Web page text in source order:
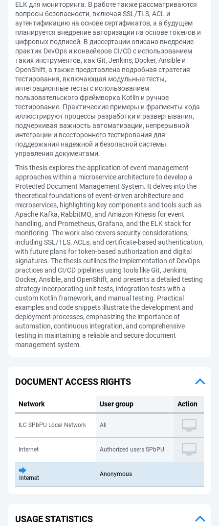
ELK для мониторинга. В работе также рассматриваются
вопросы безопасности, включая SSL/TLS, ACL и
аутентификацию на основе сертификатов, а в будущем
планируется внедрение авторизации на основе токенов и
цифровых подписей. В диссертации описано внедрение
практик DevOps и конвейеров CI/CD с использованием
таких инструментов, как Git, Jenkins, Docker, Ansible и
OpenShift, а также представлена подробная стратегия
тестирования, включающая модульные тесты,
интеграционные тесты с использованием
пользовательского фреймворка Kotlin и ручное
тестирование. Практические примеры и фрагменты кода
иллюстрируют процессы разработки и развертывания,
подчеркивая важность автоматизации, непрерывной
интеграции и всестороннего тестирования для
поддержания надежной и безопасной системы
управления документами.
This thesis explores the application of event management
approaches within a microservice architecture to develop a
Protected Document Management System. It delves into the
theoretical foundations of event-driven architecture and
microservices, highlighting key components and tools such as
Apache Kafka, RabbitMQ, and Amazon Kinesis for event
handling, and Prometheus, Grafana, and the ELK stack for
monitoring. The work also covers security considerations,
including SSL/TLS, ACLs, and certificate-based authentication,
with future plans for token-based authorization and digital
signatures. The thesis outlines the implementation of DevOps
practices and CI/CD pipelines using tools like Git, Jenkins,
Docker, Ansible, and OpenShift, and presents a detailed testing
strategy incorporating unit tests, integration tests with a
custom Kotlin framework, and manual testing. Practical
examples and code snippets illustrate the development and
deployment processes, emphasizing the importance of
automation, continuous integration, and comprehensive
testing in maintaining a reliable and secure document
management system.
DOCUMENT ACCESS RIGHTS
Network User group Action
ILC SPbPU Local Network All
Internet Authorized users SPbPU
Internet
Anonymous
USAGE STATISTICS